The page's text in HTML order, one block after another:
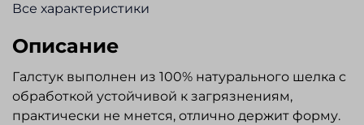
Все характеристики
Описание
Галстук выполнен из 100% натурального шелка с
обработкой устойчивой к загрязнениям,
практически не мнется, отлично держит форму.